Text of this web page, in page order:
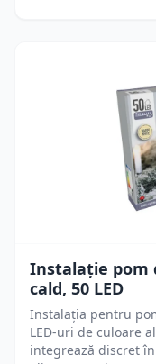
Instalaţie pom
cald, 50 LED
Instalația pentru
LED-uri de culoare
integrează discret